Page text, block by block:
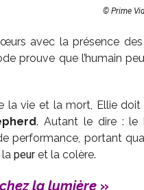
© Prime
avec la présence
prouve que l’humain
la vie et la mort, Ellie
. Autant le dire : le
performance, portant
la peuret la colère.
la lumière»